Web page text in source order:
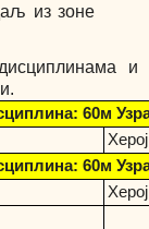
из зоне
и
60м
60м